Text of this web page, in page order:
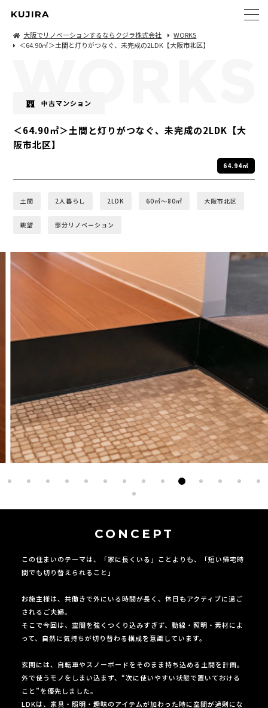
KUJIRA
大阪でリノベーションするならクジラ株式会社
WORKS
＜64.90㎡＞土間と灯りがつなぐ、未完成の2LDK【大阪市北区】
中古マンション
＜64.90㎡＞土間と灯りがつなぐ、未完成の2LDK【大
阪市北区】
64.94㎡
土間 2人暮らし 2LDK 60㎡〜80㎡ 大阪市北区
眺望 部分リノベーション
CONCEPT
この住まいのテーマは、「家に長くいる」ことよりも、「短い帰宅時
間でも切り替えられること」
お施主様は、共働きで外にいる時間が長く、休日もアクティブに過ご
されるご夫婦。
そこで今回は、空間を強くつくり込みすぎず、動線・照明・素材によ
って、自然に気持ちが切り替わる構成を意識しています。
玄関には、自転車やスノーボードをそのまま持ち込める土間を計画。
外で使うモノをしまい込まず、“次に使いやすい状態で置いておける
こと”を優先しました。
LDKは、家具・照明・趣味のアイテムが加わった時に空間が過剰にな